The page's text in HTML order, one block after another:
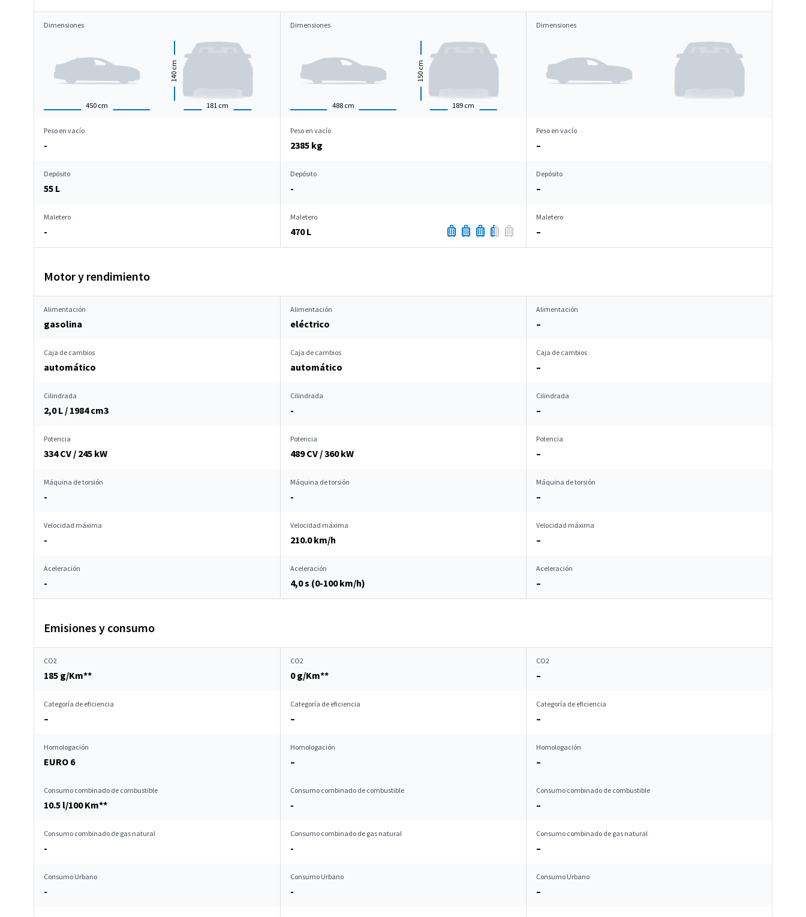
Dimensiones
450 cm 181 cm
140
cm
Dimensiones
488 cm 189 cm
150
cm
Dimensiones
Peso en vacío
-
Peso en vacío
2385 kg
Peso en vacío
–
Depósito
55 L
Depósito
-
Depósito
–
Maletero
-
Maletero
470 L
Maletero
–
Motor y rendimiento
Alimentación
gasolina
Alimentación
eléctrico
Alimentación
–
Caja de cambios
automático
Caja de cambios
automático
Caja de cambios
–
Cilindrada
2,0 L / 1984 cm3
Cilindrada
-
Cilindrada
–
Potencia
334 CV / 245 kW
Potencia
489 CV / 360 kW
Potencia
–
Máquina de torsión
-
Máquina de torsión
-
Máquina de torsión
–
Velocidad máxima
-
Velocidad máxima
210.0 km/h
Velocidad máxima
–
Aceleración
-
Aceleración
4,0 s (0-100 km/h)
Aceleración
–
Emisiones y consumo
CO2
185 g/Km**
CO2
0 g/Km**
CO2
–
Categoría de eficiencia
–
Categoría de eficiencia
–
Categoría de eficiencia
–
Homologación
EURO 6
Homologación
–
Homologación
–
Consumo combinado de combustible
10.5 l/100 Km**
Consumo combinado de combustible
-
Consumo combinado de combustible
–
Consumo combinado de gas natural
-
Consumo combinado de gas natural
-
Consumo combinado de gas natural
–
Consumo Urbano
-
Consumo Urbano
-
Consumo Urbano
–